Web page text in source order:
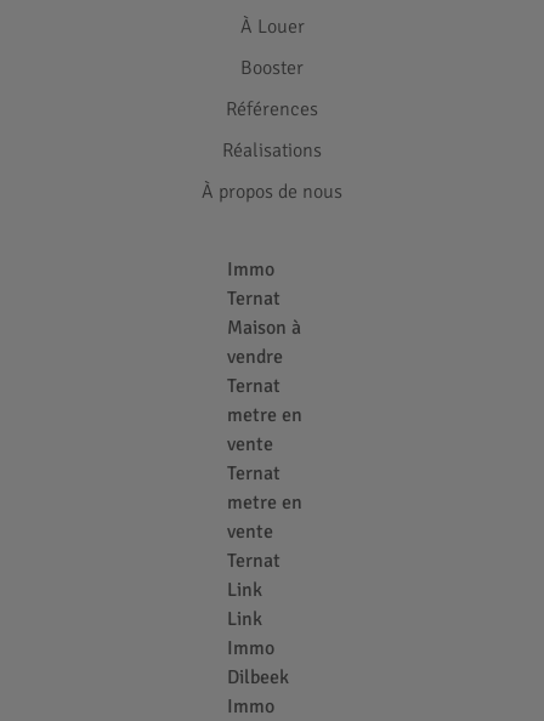
À Louer
Booster
Références
Réalisations
À propos de nous
Immo
Ternat
Maison à
vendre
Ternat
metre en
vente
Ternat
metre en
vente
Ternat
Link
Link
Immo
Dilbeek
Immo